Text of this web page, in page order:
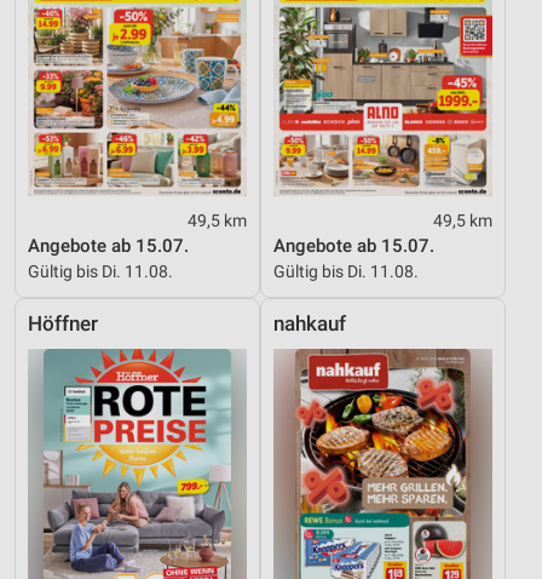
49,5 km
Angebote ab 15.07.
Gültig bis Di. 11.08.
49,5 km
Angebote ab 15.07.
Gültig bis Di. 11.08.
Höffner nahkauf